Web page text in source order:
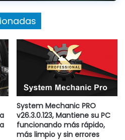
System Mechanic PRO
v26.3.0.123, Mantiene su PC
funcionando más rápido,
más limpio y sin errores